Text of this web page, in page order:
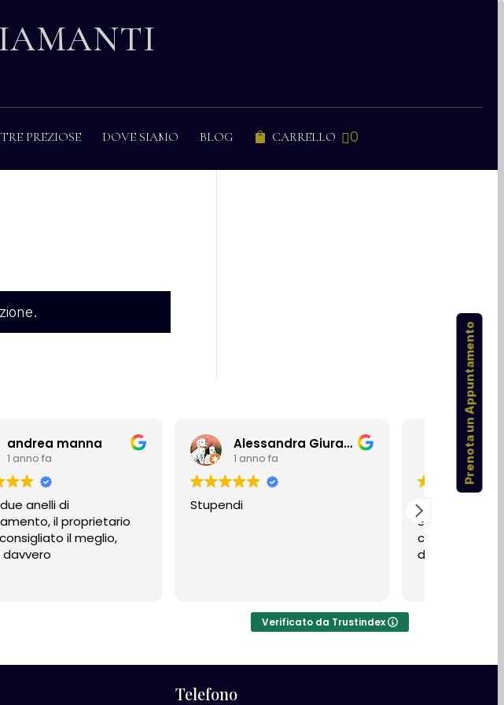
PREZIOSE DOVE SIAMO BLOG  CARRELLO 0
meglio,
Alessandra Giuranna
1 anno fa
Stannis
Alta qualità e vasta
Sono entrato per
contesto in esame. Fatte
diverse domande. Molto
Verificato da Trustindex
Telefono
Prenota un Appuntamento